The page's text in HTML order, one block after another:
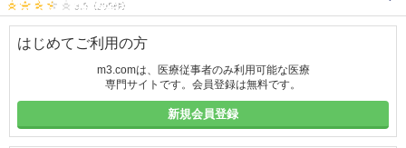
はじめてご利用の方
m3.comは、医療従事者のみ利用可能な医療
専門サイトです。会員登録は無料です。
新規会員登録